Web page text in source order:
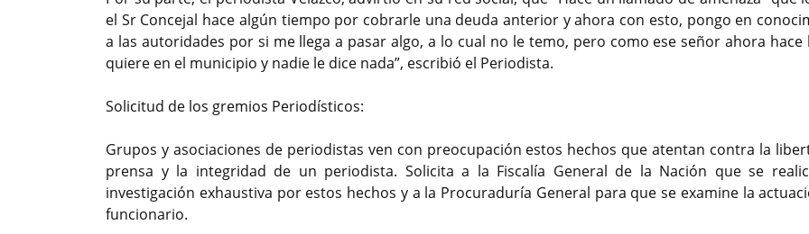
el Sr Concejal hace algún tiempo por cobrarle una deuda anterior y ahora con esto, pongo en
a las autoridades por si me llega a pasar algo, a lo cual no le temo, pero como ese señor ahora hace
quiere en el municipio y nadie le dice nada”, escribió el Periodista.
Solicitud de los gremios Periodísticos:
Grupos y asociaciones de periodistas ven con preocupación estos hechos que atentan contra la
prensa y la integridad de un periodista. Solicita a la Fiscalía General de la Nación que se
investigación exhaustiva por estos hechos y a la Procuraduría General para que se examine la
funcionario.